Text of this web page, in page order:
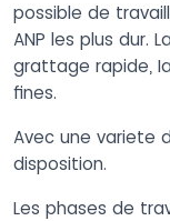
possible de
ANP les plus dur.
grattage rapide,
fines.
Avec une variete
disposition.
Les phases de